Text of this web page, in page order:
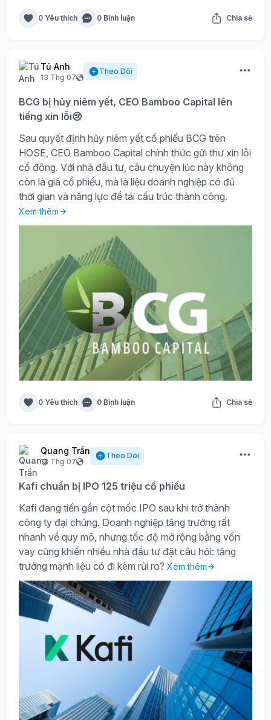
0 Yêu thích 0 Bình luận Chia sẻ
Tú Anh
13 Thg 07
Theo Dõi
BCG bị hủy niêm yết, CEO Bamboo Capital lên
tiếng xin lỗi😢
Sau quyết định hủy niêm yết cổ phiếu BCG trên
HOSE, CEO Bamboo Capital chính thức gửi thư xin lỗi
cổ đông. Với nhà đầu tư, câu chuyện lúc này không
còn là giá cổ phiếu, mà là liệu doanh nghiệp có đủ
thời gian và năng lực để tái cấu trúc thành công.
Xem thêm
0 Yêu thích 0 Bình luận Chia sẻ
Quang Trần
13 Thg 07
Theo Dõi
Kafi chuẩn bị IPO 125 triệu cổ phiếu
Kafi đang tiến gần cột mốc IPO sau khi trở thành
công ty đại chúng. Doanh nghiệp tăng trưởng rất
nhanh về quy mô, nhưng tốc độ mở rộng bằng vốn
vay cũng khiến nhiều nhà đầu tư đặt câu hỏi: tăng
trưởng mạnh liệu có đi kèm rủi ro? Xem thêm